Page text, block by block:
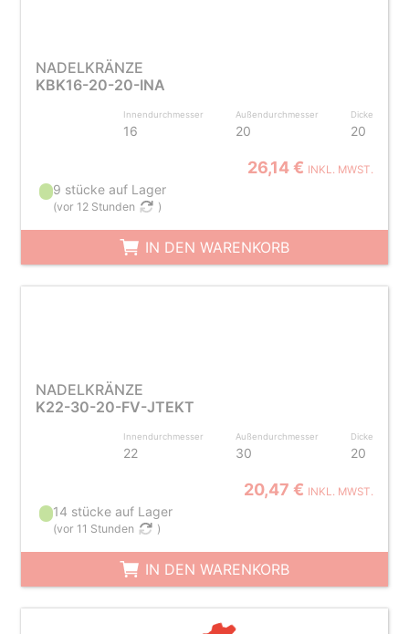
NADELKRÄNZE
KBK16-20-20-INA
Innendurchmesser
16
Außendurchmesser
20
Dicke
20
26,14 € INKL. MWST.
9 stücke auf Lager
(vor 12 Stunden )
IN DEN WARENKORB
NADELKRÄNZE
K22-30-20-FV-JTEKT
Innendurchmesser
22
Außendurchmesser
30
Dicke
20
20,47 € INKL. MWST.
14 stücke auf Lager
(vor 11 Stunden )
IN DEN WARENKORB